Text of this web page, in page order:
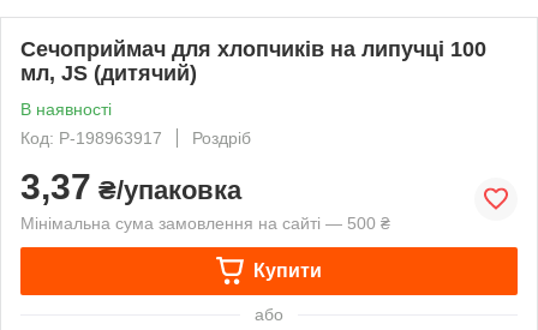
Сечоприймач для хлопчиків на липучці 100
мл, JS (дитячий)
В наявності
Код: P-198963917
Роздріб
3,37 ₴/упаковка
Мінімальна сума замовлення на сайті — 500 ₴
Купити
або